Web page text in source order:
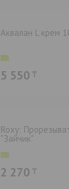
Аквалан L крем
5 550 ₸
Roxy:
"Зайчик"
2 270 ₸